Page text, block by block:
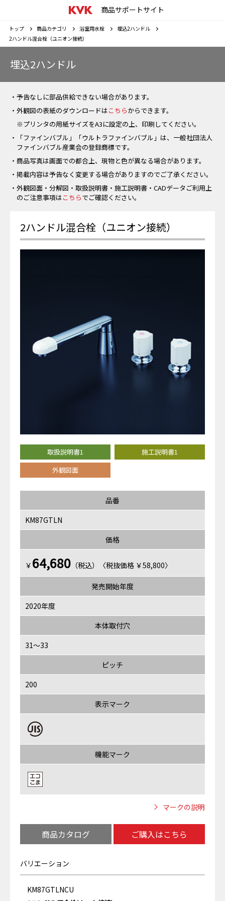
商品サポートサイト
トップ 商品カテゴリ 浴室用水栓
埋込2ハンドル
2ハンドル混合栓（ユニオン接続）
埋込2ハンドル
・予告なしに部品供給できない場合があります。
・外観図の表紙のダウンロードはこちらからできます。
※プリンタの用紙サイズをA3に設定の上、印刷してください。
・「ファインバブル」「ウルトラファインバブル」は、一般社団法人
ファインバブル産業会の登録商標です。
・商品写真は画面での都合上、現物と色が異なる場合があります。
・掲載内容は予告なく変更する場合がありますのでご了承ください。
・外観図面・分解図・取扱説明書・施工説明書・CADデータご利用上
のご注意事項はこちらでご確認ください。
2ハンドル混合栓（ユニオン接続）
取扱説明書1
施工説明書1
外観図面
品番
KM87GTLN
価格
￥ 64,680 （税込）〈税抜価格 ￥58,800〉
発売開始年度
2020年度
本体取付穴
31～33
ピッチ
200
表示マーク
機能マーク
マークの説明
商品カタログ ご購入はこちら
バリエーション
KM87GTLNCU